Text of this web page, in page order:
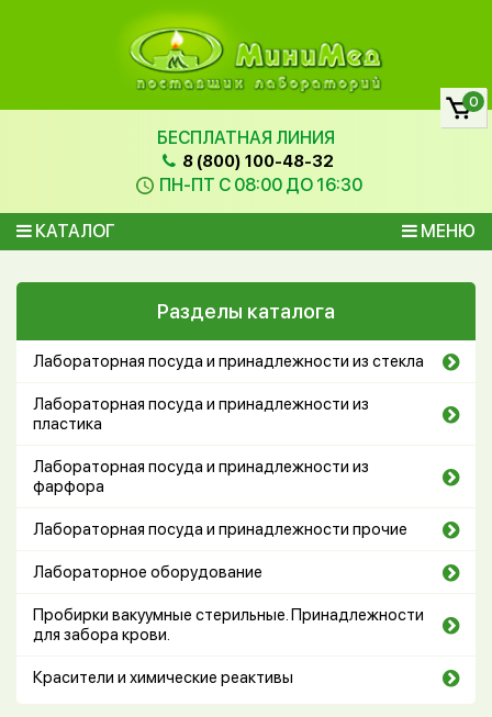
БЕСПЛАТНАЯ ЛИНИЯ
8 (800) 100-48-32
ПН-ПТ С 08:00 ДО 16:30
КАТАЛОГ МЕНЮ
0
Разделы каталога
Лабораторная посуда и принадлежности из стекла
Лабораторная посуда и принадлежности из
пластика
Лабораторная посуда и принадлежности из
фарфора
Лабораторная посуда и принадлежности прочие
Лабораторное оборудование
Пробирки вакуумные стерильные. Принадлежности
для забора крови.
Красители и химические реактивы